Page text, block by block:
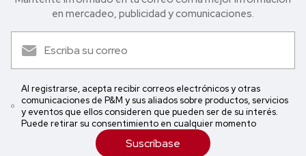
en mercadeo, publicidad y comunicaciones.
Al registrarse, acepta recibir correos electrónicos y otras
comunicaciones de P&M y sus aliados sobre productos, servicios
y eventos que ellos consideren que pueden ser de su interés.
Puede retirar su consentimiento en cualquier momento
Suscríbase